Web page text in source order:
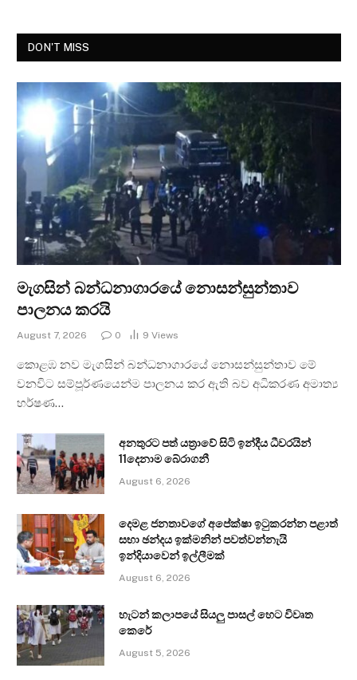
DON'T MISS
මැගසින් බන්ධනාගාරයේ නොසන්සුන්තාව
පාලනය කරයි
August 7, 2026 0 9 Views
කොළඹ නව මැගසින් බන්ධනාගාරයේ නොසන්සුන්තාව මේ
වනවිට සම්පූර්ණයෙන්ම පාලනය කර ඇති බව අධිකරණ අමාත්‍ය
හර්ෂණ…
අනතුරට පත් යත්‍රාවේ සිටි ඉන්දීය ධීවරයින්
11දෙනාම බේරාගනී
August 6, 2026
දෙමළ ජනතාවගේ අපේක්ෂා ඉටුකරන්න පළාත්
සභා ඡන්දය ඉක්මනින් පවත්වන්නැයි
ඉන්දියාවෙන් ඉල්ලීමක්
August 6, 2026
හැටන් කලාපයේ සියලු පාසල් හෙට විවෘත
කෙරේ
August 5, 2026